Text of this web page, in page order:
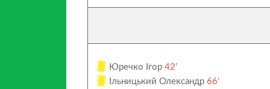
Юречко Ігор 42’
Ільницький Олександр 66’